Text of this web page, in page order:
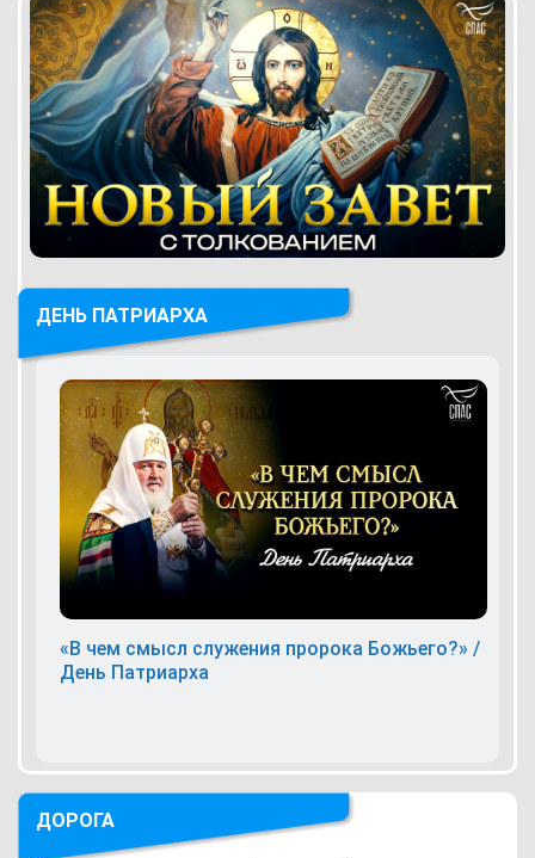
ДЕНЬ ПАТРИАРХА
«В чем смысл служения пророка Божьего?» /
День Патриарха
ДОРОГА